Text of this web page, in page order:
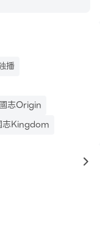
播
志Origin
志Kingdom
to